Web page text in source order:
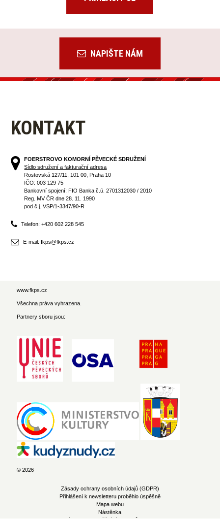
NAPIŠTE NÁM
KONTAKT
FOERSTROVO KOMORNÍ PĚVECKÉ SDRUŽENÍ
Sídlo sdružení a fakturační adresa
Rostovská 127/11, 101 00, Praha 10
IČO: 003 129 75
Bankovní spojení: FIO Banka č.ú. 2701312030 / 2010
Reg. MV ČR dne 28. 11. 1990
pod č.j. VSP/1-3347/90-R
Telefon: +420 602 228 545
E-mail: fkps@fkps.cz
www.fkps.cz
Všechna práva vyhrazena.
Partnery sboru jsou:
© 2026
Zásady ochrany osobních údajů (GDPR)
Přihlášení k newsletteru proběhlo úspěšně
Mapa webu
Nástěnka